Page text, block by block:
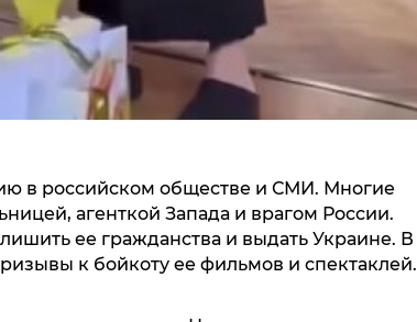
в российском обществе и СМИ. Многие
агенткой Запада и врагом России.
ее гражданства и выдать Украине. В
к бойкоту ее фильмов и спектаклей.